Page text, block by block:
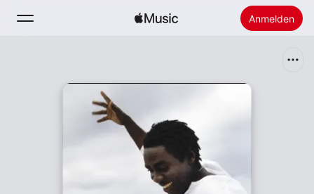
Anmelden
Apple Music installieren